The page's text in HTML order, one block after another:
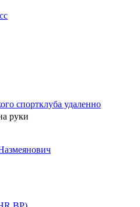
спортклуба удаленно
руки